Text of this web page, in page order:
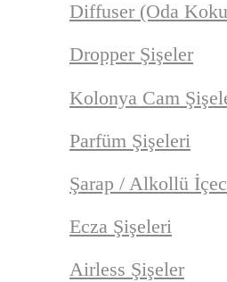
Diffuser (Oda
Dropper Şişeler
Kolonya Cam
Parfüm Şişeleri
Şarap / Alkollü
Ecza Şişeleri
Airless Şişeler